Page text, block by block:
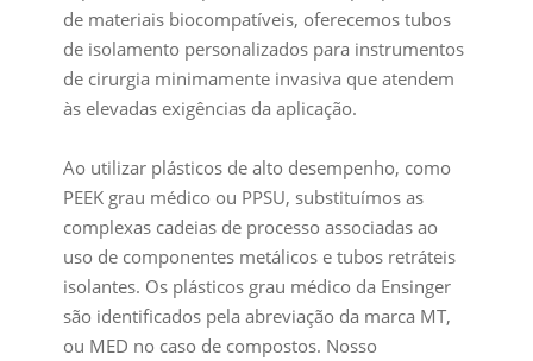
de materiais biocompatíveis, oferecemos tubos
de isolamento personalizados para instrumentos
de cirurgia minimamente invasiva que atendem
às elevadas exigências da aplicação.
Ao utilizar plásticos de alto desempenho, como
PEEK grau médico ou PPSU, substituímos as
complexas cadeias de processo associadas ao
uso de componentes metálicos e tubos retráteis
isolantes. Os plásticos grau médico da Ensinger
são identificados pela abreviação da marca MT,
ou MED no caso de compostos. Nosso